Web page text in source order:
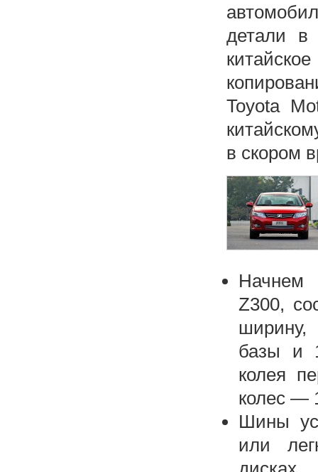
детали в
Toyota
в скором
Начнем
Z300,
базы и
колея
колес —
Шины
или